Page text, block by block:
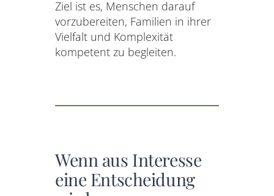
Ziel ist es, Menschen darauf
vorzubereiten, Familien in ihrer
Vielfalt und Komplexität
kompetent zu begleiten.
Wenn aus Interesse
eine Entscheidung